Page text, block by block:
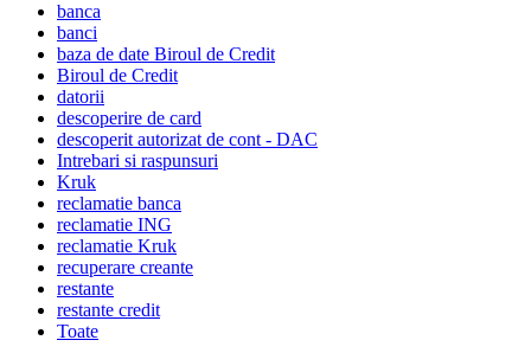
banca
banci
baza de date Biroul de Credit
Biroul de Credit
datorii
descoperire de card
descoperit autorizat de cont - DAC
Intrebari si raspunsuri
Kruk
reclamatie banca
reclamatie ING
reclamatie Kruk
recuperare creante
restante
restante credit
Toate